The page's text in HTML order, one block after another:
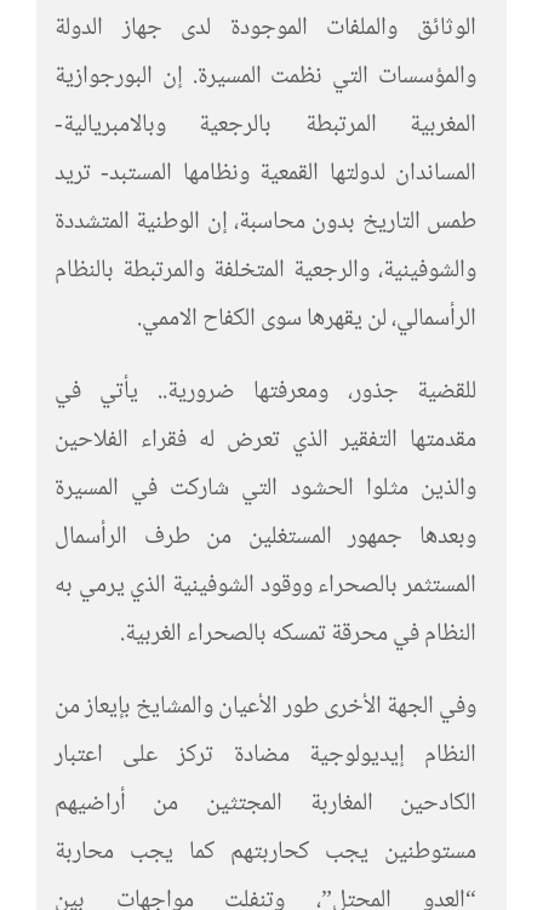
الوثائق والملفات الموجودة لدى جهاز الدولة
والمؤسسات التي نظمت المسيرة. إن البورجوازية
المغربية المرتبطة بالرجعية وبالامبريالية-
المساندان لدولتها القمعية ونظامها المستبد- تريد
طمس التاريخ بدون محاسبة، إن الوطنية المتشددة
والشوفينية، والرجعية المتخلفة والمرتبطة بالنظام
الرأسمالي، لن يقهرها سوى الكفاح الاممي.
للقضية جذور، ومعرفتها ضرورية.. يأتي في
مقدمتها التفقير الذي تعرض له فقراء الفلاحين
والذين مثلوا الحشود التي شاركت في المسيرة
وبعدها جمهور المستغلين من طرف الرأسمال
المستثمر بالصحراء ووقود الشوفينية الذي يرمي به
النظام في محرقة تمسكه بالصحراء الغربية.
وفي الجهة الأخرى طور الأعيان والمشايخ بإيعاز من
النظام إيديولوجية مضادة تركز على اعتبار
الكادحين المغاربة المجتثين من أراضيهم
مستوطنين يجب كحاربتهم كما يجب محاربة